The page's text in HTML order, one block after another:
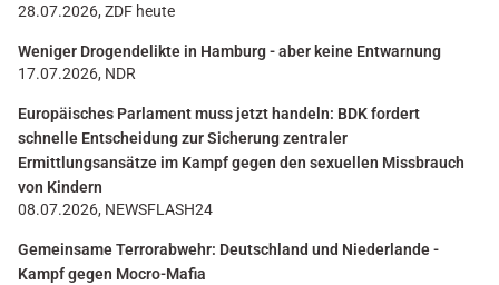
28.07.2026, ZDF heute
Weniger Drogendelikte in Hamburg - aber keine Entwarnung
17.07.2026, NDR
Europäisches Parlament muss jetzt handeln: BDK fordert
schnelle Entscheidung zur Sicherung zentraler
Ermittlungsansätze im Kampf gegen den sexuellen Missbrauch
von Kindern
08.07.2026, NEWSFLASH24
Gemeinsame Terrorabwehr: Deutschland und Niederlande -
Kampf gegen Mocro-Mafia